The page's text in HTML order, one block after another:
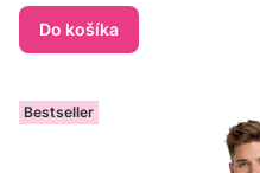
Do košíka
Bestseller